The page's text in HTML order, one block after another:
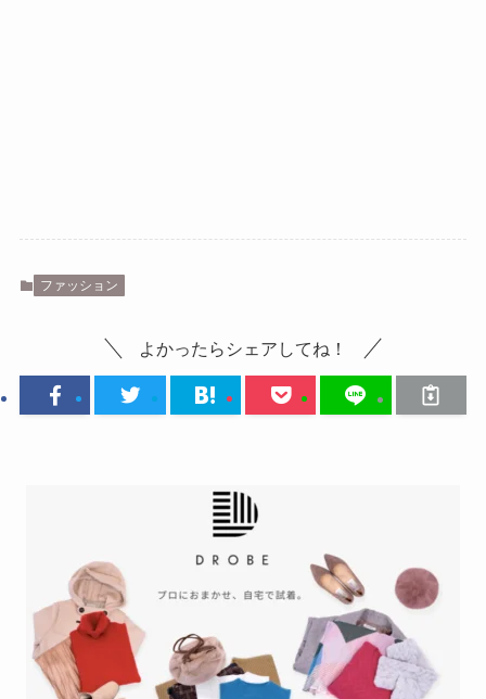
ファッション
よかったらシェアしてね！